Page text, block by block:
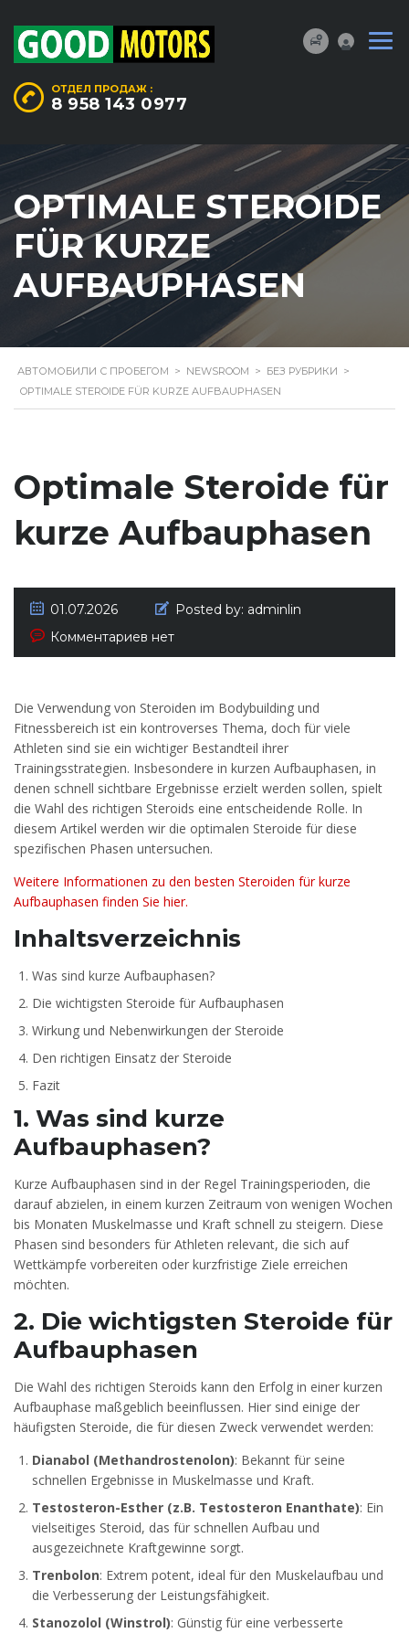
ОТДЕЛ ПРОДАЖ :
8 958 143 0977
OPTIMALE STEROIDE
FÜR KURZE
AUFBAUPHASEN
АВТОМОБИЛИ С ПРОБЕГОМ > NEWSROOM > БЕЗ РУБРИКИ >
OPTIMALE STEROIDE FÜR KURZE AUFBAUPHASEN
Optimale Steroide für
kurze Aufbauphasen
01.07.2026 Posted by: adminlin
Комментариев нет
Die Verwendung von Steroiden im Bodybuilding und
Fitnessbereich ist ein kontroverses Thema, doch für viele
Athleten sind sie ein wichtiger Bestandteil ihrer
Trainingsstrategien. Insbesondere in kurzen Aufbauphasen, in
denen schnell sichtbare Ergebnisse erzielt werden sollen, spielt
die Wahl des richtigen Steroids eine entscheidende Rolle. In
diesem Artikel werden wir die optimalen Steroide für diese
spezifischen Phasen untersuchen.
Weitere Informationen zu den besten Steroiden für kurze
Aufbauphasen finden Sie hier.
Inhaltsverzeichnis
Was sind kurze Aufbauphasen?
Die wichtigsten Steroide für Aufbauphasen
Wirkung und Nebenwirkungen der Steroide
Den richtigen Einsatz der Steroide
Fazit
1. Was sind kurze
Aufbauphasen?
Kurze Aufbauphasen sind in der Regel Trainingsperioden, die
darauf abzielen, in einem kurzen Zeitraum von wenigen Wochen
bis Monaten Muskelmasse und Kraft schnell zu steigern. Diese
Phasen sind besonders für Athleten relevant, die sich auf
Wettkämpfe vorbereiten oder kurzfristige Ziele erreichen
möchten.
2. Die wichtigsten Steroide für
Aufbauphasen
Die Wahl des richtigen Steroids kann den Erfolg in einer kurzen
Aufbauphase maßgeblich beeinflussen. Hier sind einige der
häufigsten Steroide, die für diesen Zweck verwendet werden:
Dianabol (Methandrostenolon): Bekannt für seine
schnellen Ergebnisse in Muskelmasse und Kraft.
Testosteron-Esther (z.B. Testosteron Enanthate): Ein
vielseitiges Steroid, das für schnellen Aufbau und
ausgezeichnete Kraftgewinne sorgt.
Trenbolon: Extrem potent, ideal für den Muskelaufbau und
die Verbesserung der Leistungsfähigkeit.
Stanozolol (Winstrol): Günstig für eine verbesserte